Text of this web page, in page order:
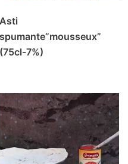
Asti
spumante”mousseux”
(75cl-7%)